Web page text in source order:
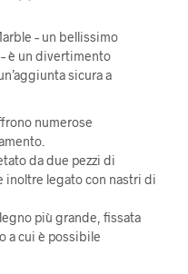
– un bellissimo
è un divertimento
sicura a
numerose
da due pezzi di
inoltre legato con nastri di
più grande, fissata
a cui è possibile